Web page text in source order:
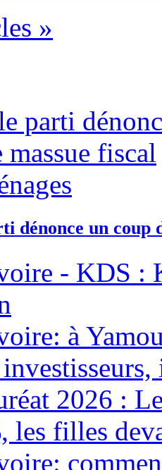
»
dénonce un coup
- KDS :
à
2026 :
les filles